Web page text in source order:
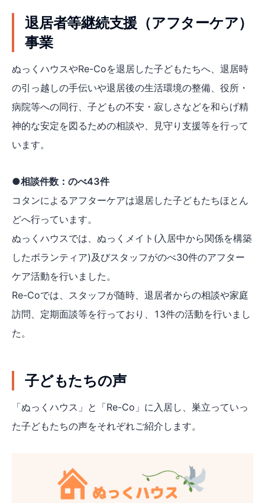
退居者等継続支援（アフターケア）
事業
ぬっくハウスやRe-Coを退居した子どもたちへ、退居時
の引っ越しの手伝いや退居後の生活環境の整備、役所・
病院等への同行、子どもの不安・寂しさなどを和らげ精
神的な安定を図るための相談や、見守り支援等を行って
います。
●相談件数：のべ43件
コタンによるアフターケアは退居した子どもたちほとん
どへ行っています。
ぬっくハウスでは、ぬっくメイト(入居中から関係を構築
したボランティア)及びスタッフがのべ30件のアフター
ケア活動を行いました。
Re-Coでは、スタッフが随時、退居者からの相談や家庭
訪問、定期面談等を行っており、13件の活動を行いまし
た。
子どもたちの声
「ぬっくハウス」と「Re-Co」に入居し、巣立っていっ
た子どもたちの声をそれぞれご紹介します。